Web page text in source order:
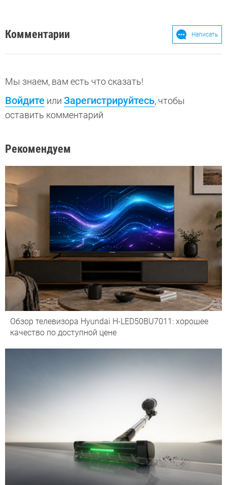
Комментарии Написать
Мы знаем, вам есть что сказать!
Войдите или Зарегистрируйтесь, чтобы
оставить комментарий
Рекомендуем
Обзор телевизора Hyundai H-LED50BU7011: хорошее
качество по доступной цене